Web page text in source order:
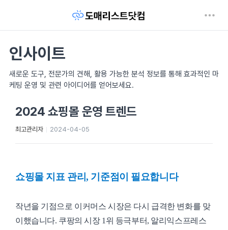
인사이트
새로운 도구, 전문가의 견해, 활용 가능한 분석 정보를 통해 효과적인 마
케팅 운영 및 관련 아이디어를 얻어보세요.
2024 쇼핑몰 운영 트렌드
최고관리자 2024-04-05
쇼핑몰 지표 관리, 기준점이 필요합니다
작년을 기점으로 이커머스 시장은 다시 급격한 변화를 맞
이했습니다. 쿠팡의 시장 1위 등극부터, 알리익스프레스